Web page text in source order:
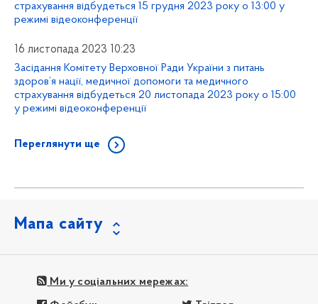
страхування відбудеться 15 грудня 2023 року о 13:00 у
режимі відеоконференції
16 листопада 2023 10:23
Засідання Комітету Верховної Ради України з питань
здоров’я нації, медичної допомоги та медичного
страхування відбудеться 20 листопада 2023 року о 15:00
у режимі відеоконференції
Переглянути ще
Мапа сайту
Ми у соціальних мережах: